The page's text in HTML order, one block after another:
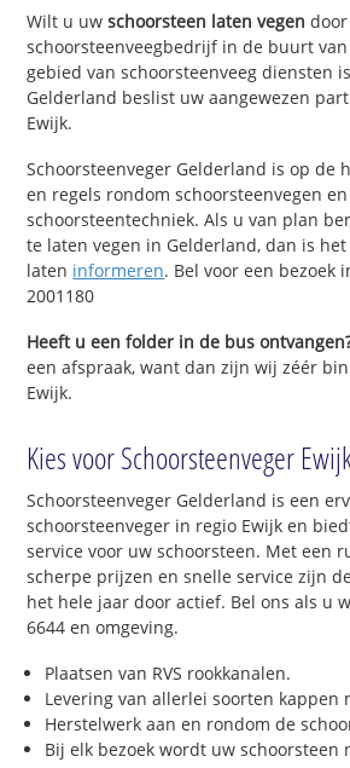
Wilt u uwschoorsteen laten vegen
schoorsteenveegbedrijf in de buurt van
gebied van schoorsteenveeg diensten
Gelderland beslist uw aangewezen
Ewijk.
Schoorsteenveger Gelderland is op de
en regels rondom schoorsteenvegen en
schoorsteentechniek. Als u van plan
te laten vegen in Gelderland, dan is
laten informeren. Bel voor een bezoek
2001180
Heeft u een folder in de bus
een afspraak, want dan zijn wij zéér
Ewijk.
Kies voor Schoorsteenveger
Schoorsteenveger Gelderland is een
schoorsteenveger in regio Ewijk en
service voor uw schoorsteen. Met een
scherpe prijzen en snelle service zijn
het hele jaar door actief. Bel ons als u
6644 en omgeving.
Plaatsen van RVS rookkanalen.
Levering van allerlei soorten kappen
Herstelwerk aan en rondom de
Bij elk bezoek wordt uw schoorsteen